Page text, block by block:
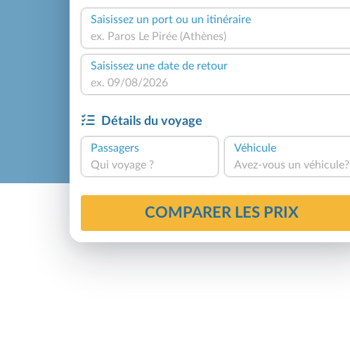
Saisissez un port ou un itinéraire
Saisissez une date de retour
Détails du voyage
Passagers
Qui voyage ?
Véhicule
Avez-vous un véhicule?
COMPARER LES PRIX